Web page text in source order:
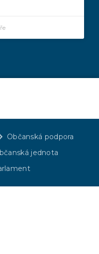
Občanská podpora
jednota